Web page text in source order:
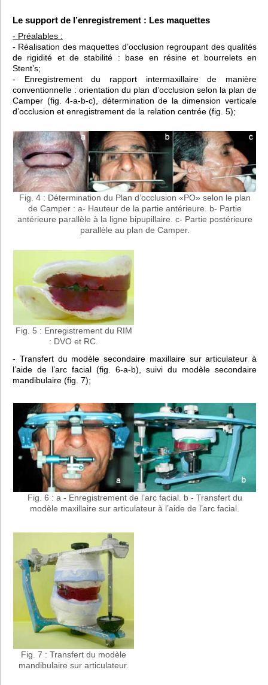
Le support de l’enregistrement : Les maquettes
- Préalables :
- Réalisation des maquettes d’occlusion regroupant des qualités
de rigidité et de stabilité : base en résine et bourrelets en
Stent’s;
- Enregistrement du rapport intermaxillaire de manière
conventionnelle : orientation du plan d’occlusion selon la plan de
Camper (fig. 4-a-b-c), détermination de la dimension verticale
d’occlusion et enregistrement de la relation centrée (fig. 5);
Fig. 4 : Détermination du Plan d’occlusion «PO» selon le plan
de Camper : a- Hauteur de la partie antérieure. b- Partie
antérieure parallèle à la ligne bipupillaire. c- Partie postérieure
parallèle au plan de Camper.
Fig. 5 : Enregistrement du RIM
: DVO et RC.
- Transfert du modèle secondaire maxillaire sur articulateur à
l’aide de l’arc facial (fig. 6-a-b), suivi du modèle secondaire
mandibulaire (fig. 7);
Fig. 6 : a - Enregistrement de l’arc facial. b - Transfert du
modèle maxillaire sur articulateur à l’aide de l’arc facial.
Fig. 7 : Transfert du modèle
mandibulaire sur articulateur.